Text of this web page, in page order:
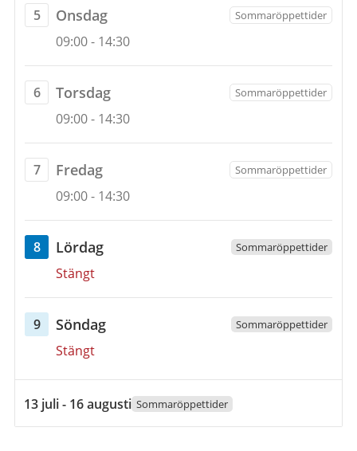
5
onsdag
5
Onsdag Sommaröppettider
09:00- 14:30
6
torsdag
6
Torsdag Sommaröppettider
09:00- 14:30
7
fredag
7
Fredag Sommaröppettider
09:00- 14:30
8
lördag
8
Lördag Sommaröppettider
Stängt
9
söndag
9
Söndag Sommaröppettider
Stängt
13
juli
13 juli - 16 augusti Sommaröppettider